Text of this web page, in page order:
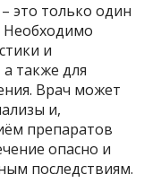
это только один
Необходимо
и
также для
Врач может
и,
препаратов
опасно и
последствиям.